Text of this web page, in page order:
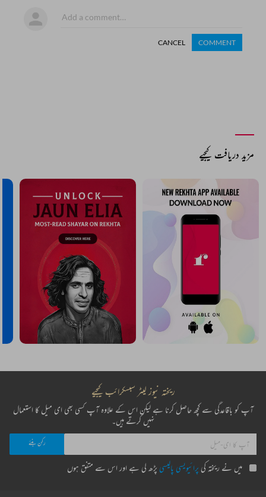
CANCEL COMMENT
مزید دریافت کیجیے
ریختہ نیوز لیٹر سبسکرائب کیجیے
آپ کو باقاعدگی سے کچھ حاصل کرنا ہے لیکن اس کے علاوہ آپ کسی بھی ای میل کا استعمال
نہیں کرتے ہیں۔
میں نے ریختہ کی پرائیویسی پالیسی پڑھ لی ہے اور اس سے متفق ہوں